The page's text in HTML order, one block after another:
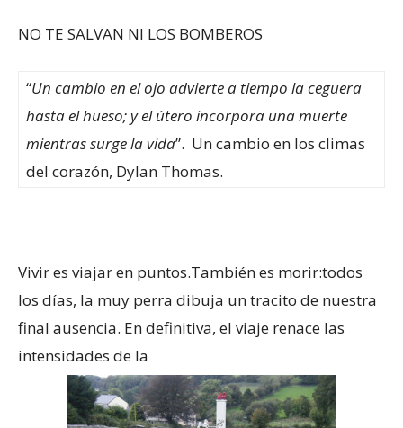
NO TE SALVAN NI LOS BOMBEROS
“Un cambio en el ojo advierte a tiempo la ceguera
hasta el hueso; y el útero incorpora una muerte
mientras surge la vida”. Un cambio en los climas
del corazón, Dylan Thomas.
Vivir es viajar en puntos.También es morir:todos
los días, la muy perra dibuja un tracito de nuestra
final ausencia. En definitiva, el viaje renace las
intensidades de la